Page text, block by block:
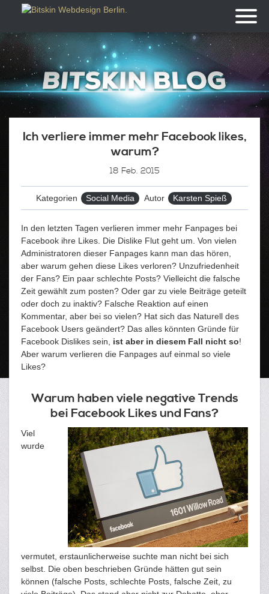
Ich verliere immer mehr Facebook likes,
warum?
18 Feb. 2015
Kategorien Social Media Autor Karsten Spieß
In den letzten Tagen verlieren immer mehr Fanpages bei
Facebook ihre Likes. Die Dislike Flut geht um. Von vielen
Administratoren dieser Fanpages kann man das hören,
aber warum gehen diese Likes verloren? Unzufriedenheit
der Fans? Ein paar schlechte Posts? Vielleicht die falsche
Zeit gewählt zum posten? Oder gar zu viele Beiträge geteilt
oder doch zu inaktiv? Falsche Reaktion auf einen
Kommentar, aber bei so vielen? Hat sich das Naturell des
Facebook Users geändert? Das alles könnten Gründe für
Facebook Dislikes sein, ist aber in diesem Fall nicht so!
Aber warum verlieren die Fanpages auf einmal so viele
Likes?
Warum haben viele negative Trends
bei Facebook Likes und Fans?
Viel
wurde
vermutet, erstaunlicherweise suchte man nicht bei sich
selbst. Die oben beschrieben Gründe hätten gut sein
können (falsche Posts, schlechte Posts, falsche Zeit, zu